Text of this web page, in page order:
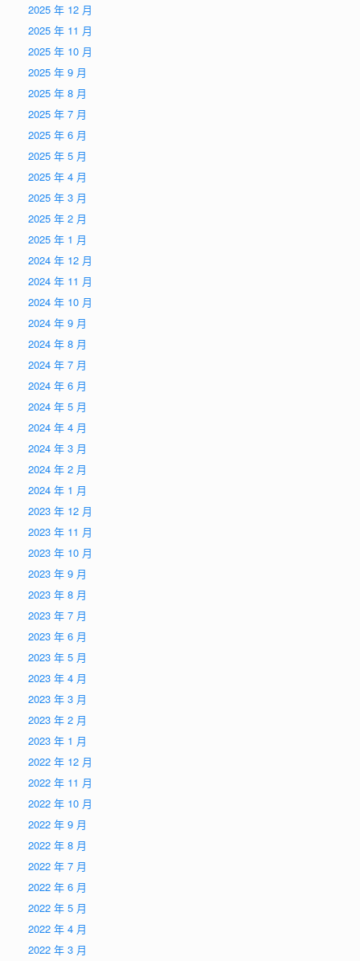
2025 年 12 月
2025 年 11 月
2025 年 10 月
2025 年 9 月
2025 年 8 月
2025 年 7 月
2025 年 6 月
2025 年 5 月
2025 年 4 月
2025 年 3 月
2025 年 2 月
2025 年 1 月
2024 年 12 月
2024 年 11 月
2024 年 10 月
2024 年 9 月
2024 年 8 月
2024 年 7 月
2024 年 6 月
2024 年 5 月
2024 年 4 月
2024 年 3 月
2024 年 2 月
2024 年 1 月
2023 年 12 月
2023 年 11 月
2023 年 10 月
2023 年 9 月
2023 年 8 月
2023 年 7 月
2023 年 6 月
2023 年 5 月
2023 年 4 月
2023 年 3 月
2023 年 2 月
2023 年 1 月
2022 年 12 月
2022 年 11 月
2022 年 10 月
2022 年 9 月
2022 年 8 月
2022 年 7 月
2022 年 6 月
2022 年 5 月
2022 年 4 月
2022 年 3 月